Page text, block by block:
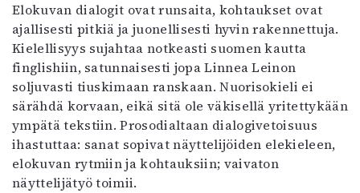
Elokuvan dialogit ovat runsaita, kohtaukset ovat
ajallisesti pitkiä ja juonellisesti hyvin rakennettuja.
Kielellisyys sujahtaa notkeasti suomen kautta
finglishiin, satunnaisesti jopa Linnea Leinon
soljuvasti tiuskimaan ranskaan. Nuorisokieli ei
särähdä korvaan, eikä sitä ole väkisellä yritettykään
ympätä tekstiin. Prosodialtaan dialogivetoisuus
ihastuttaa: sanat sopivat näyttelijöiden elekieleen,
elokuvan rytmiin ja kohtauksiin; vaivaton
näyttelijätyö toimii.